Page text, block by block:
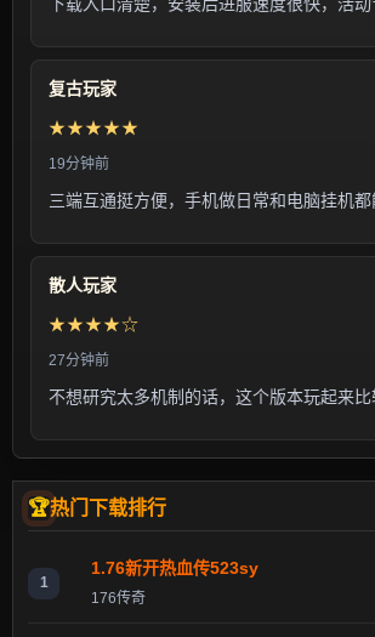
复古玩家
★★★★★
19分钟前
三端互通挺方便，手机做日常和电脑挂机都
散人玩家
★★★★☆
27分钟前
不想研究太多机制的话，这个版本玩起来比
热门下载排行
1
1.76新开热血传523sy
176传奇